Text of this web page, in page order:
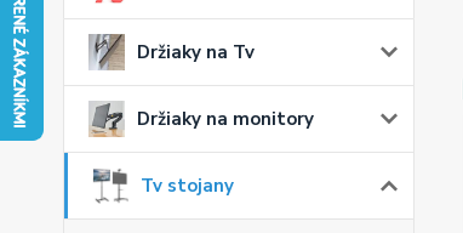
Držiaky na Tv
Držiaky na monitory
Tv stojany